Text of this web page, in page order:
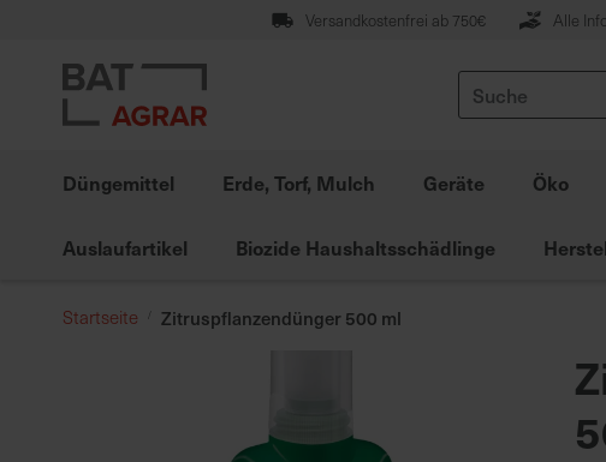
springen
Versandkostenfrei ab 750€ Alle
Suche
Düngemittel Erde, Torf, Mulch Geräte Öko
Auslaufartikel Biozide Haushaltsschädlinge
Startseite Zitruspflanzendünger 500 ml